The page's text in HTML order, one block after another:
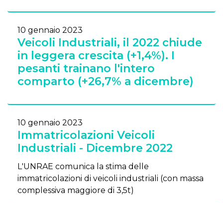
10 gennaio 2023
Veicoli Industriali, il 2022 chiude
in leggera crescita (+1,4%). I
pesanti trainano l'intero
comparto (+26,7% a dicembre)
10 gennaio 2023
Immatricolazioni Veicoli
Industriali - Dicembre 2022
L'UNRAE comunica la stima delle
immatricolazioni di veicoli industriali (con massa
complessiva maggiore di 3,5t)